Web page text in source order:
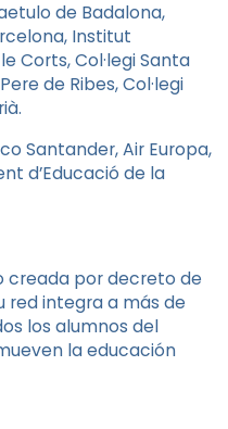
de Badalona,
Institut
Corts, Col·legi Santa
de Ribes, Col·legi
Santander, Air Europa,
d’Educació de la
creada por decreto de
red integra a más de
los alumnos del
la educación